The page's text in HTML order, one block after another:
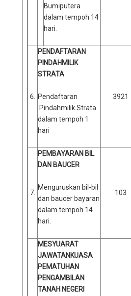
Bumiputera
dalam tempoh 14
hari.
6.
PENDAFTARAN
PINDAHMILIK
STRATA
Pendaftaran
Pindahmilik Strata
dalam tempoh 1
hari
3921
7.
PEMBAYARAN BIL
DAN BAUCER
Menguruskan bil-bil
dan baucer bayaran
dalam tempoh 14
hari.
103
MESYUARAT
JAWATANKUASA
PEMATUHAN
PENGAMBILAN
TANAH NEGERI